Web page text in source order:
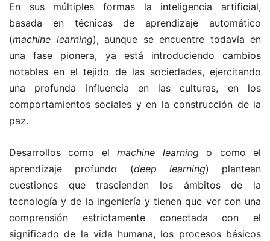
En sus múltiples formas la inteligencia artificial,
basada en técnicas de aprendizaje automático
(machine learning), aunque se encuentre todavía en
una fase pionera, ya está introduciendo cambios
notables en el tejido de las sociedades, ejercitando
una profunda influencia en las culturas, en los
comportamientos sociales y en la construcción de la
paz.
Desarrollos como elmachine learningo como el
aprendizaje profundo (deep learning) plantean
cuestiones que trascienden los ámbitos de la
tecnología y de la ingeniería y tienen que ver con una
comprensión estrictamente conectada con el
significado de la vida humana, los procesos básicos